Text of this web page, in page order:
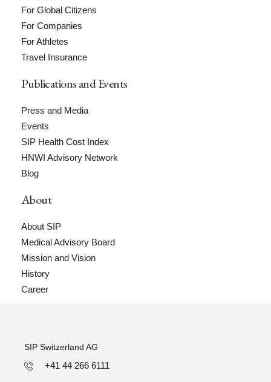
For Global Citizens
For Companies
For Athletes
Travel Insurance
Publications and Events
Press and Media
Events
SIP Health Cost Index
HNWI Advisory Network
Blog
About
About SIP
Medical Advisory Board
Mission and Vision
History
Career
SIP Switzerland AG
+41 44 266 6111